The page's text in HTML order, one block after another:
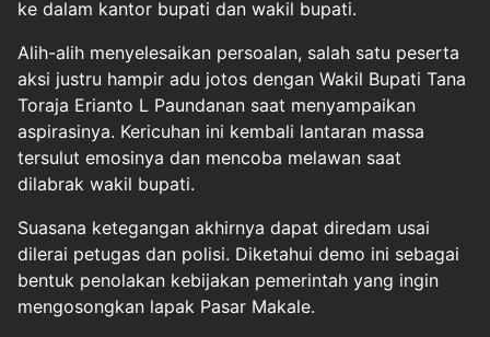
ke dalam kantor bupati dan wakil bupati.
Alih-alih menyelesaikan persoalan, salah satu peserta
aksi justru hampir adu jotos dengan Wakil Bupati Tana
Toraja Erianto L Paundanan saat menyampaikan
aspirasinya. Kericuhan ini kembali lantaran massa
tersulut emosinya dan mencoba melawan saat
dilabrak wakil bupati.
Suasana ketegangan akhirnya dapat diredam usai
dilerai petugas dan polisi. Diketahui demo ini sebagai
bentuk penolakan kebijakan pemerintah yang ingin
mengosongkan lapak Pasar Makale.